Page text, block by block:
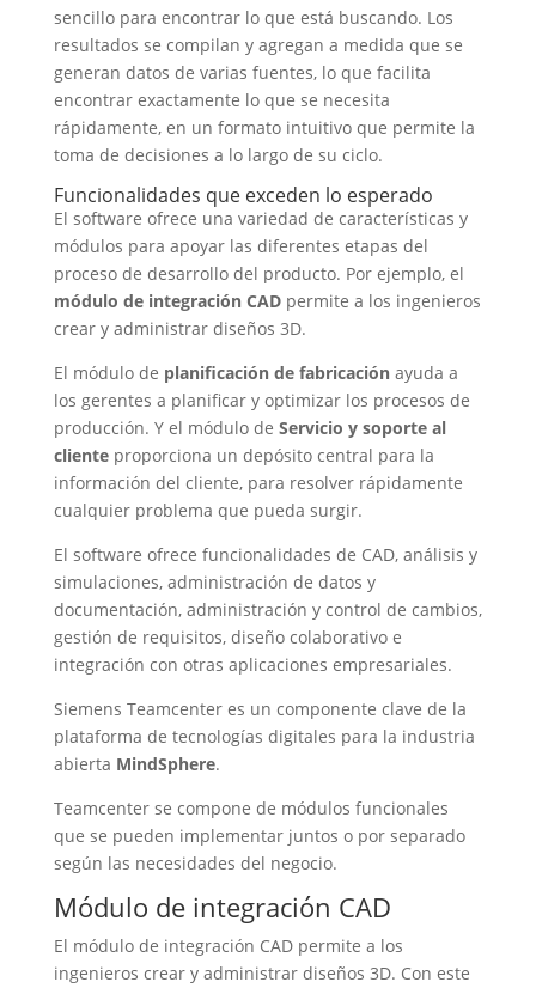
sencillo para encontrar lo que está buscando. Los
resultados se compilan y agregan a medida que se
generan datos de varias fuentes, lo que facilita
encontrar exactamente lo que se necesita
rápidamente, en un formato intuitivo que permite la
toma de decisiones a lo largo de su ciclo.
Funcionalidades que exceden lo esperado
El software ofrece una variedad de características y
módulos para apoyar las diferentes etapas del
proceso de desarrollo del producto. Por ejemplo, el
módulo de integración CADpermite a los ingenieros
crear y administrar diseños 3D.
El módulo de planificación de fabricaciónayuda a
los gerentes a planificar y optimizar los procesos de
producción. Y el módulo de Servicio y soporte al
clienteproporciona un depósito central para la
información del cliente, para resolver rápidamente
cualquier problema que pueda surgir.
El software ofrece funcionalidades de CAD, análisis y
simulaciones, administración de datos y
documentación, administración y control de cambios,
gestión de requisitos, diseño colaborativo e
integración con otras aplicaciones empresariales.
Siemens Teamcenter es un componente clave de la
plataforma de tecnologías digitales para la industria
abierta MindSphere.
Teamcenter se compone de módulos funcionales
que se pueden implementar juntos o por separado
según las necesidades del negocio.
Módulo de integración CAD
El módulo de integración CAD permite a los
ingenieros crear y administrar diseños 3D. Con este